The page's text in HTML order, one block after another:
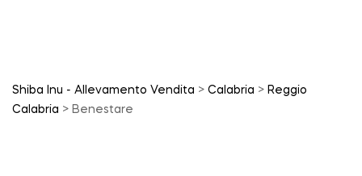
Shiba Inu - Allevamento Vendita > Calabria > Reggio
Calabria > Benestare